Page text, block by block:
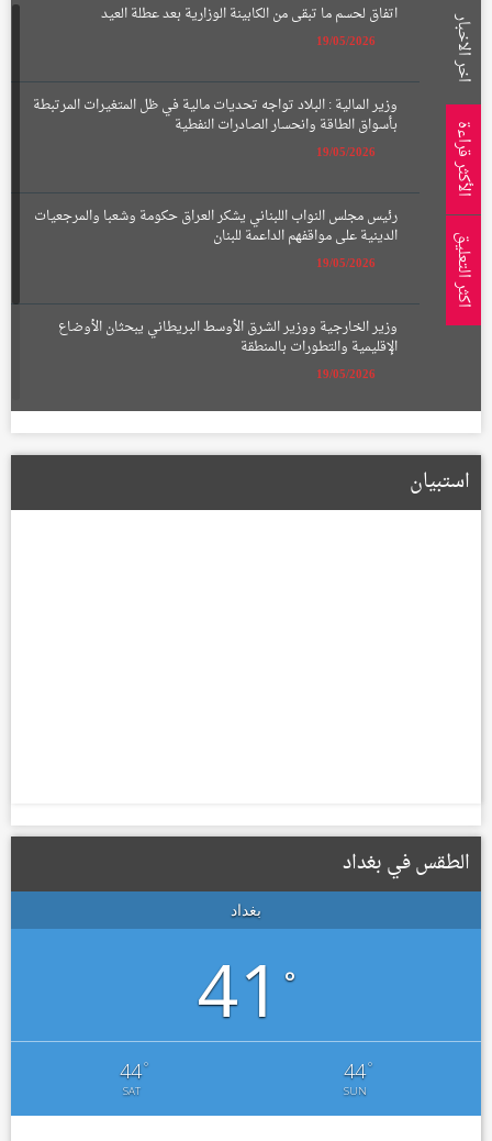
اتفاق لحسم ما تبقى من الكابينة الوزارية بعد عطلة العيد
19/05/2026
وزير المالية : البلاد تواجه تحديات مالية في ظل المتغيرات المرتبطة
بأسواق الطاقة وانحسار الصادرات النفطية
19/05/2026
رئيس مجلس النواب اللبناني يشكر العراق حكومة وشعبا والمرجعيات
الدينية على مواقفهم الداعمة للبنان
19/05/2026
وزير الخارجية ووزير الشرق الأوسط البريطاني يبحثان الأوضاع
الإقليمية والتطورات بالمنطقة
19/05/2026
الإعمار تعلن تشكيل لجان لتعويض أصحاب الأراضي المتأثرة بمسار
الطريق الحلقي الرابع
اخر الاخبار
الأكثر قراءة
اكثر التعليق
استبيان
الطقس في بغداد
بغداد
41 °
44°
SAT
44°
SUN